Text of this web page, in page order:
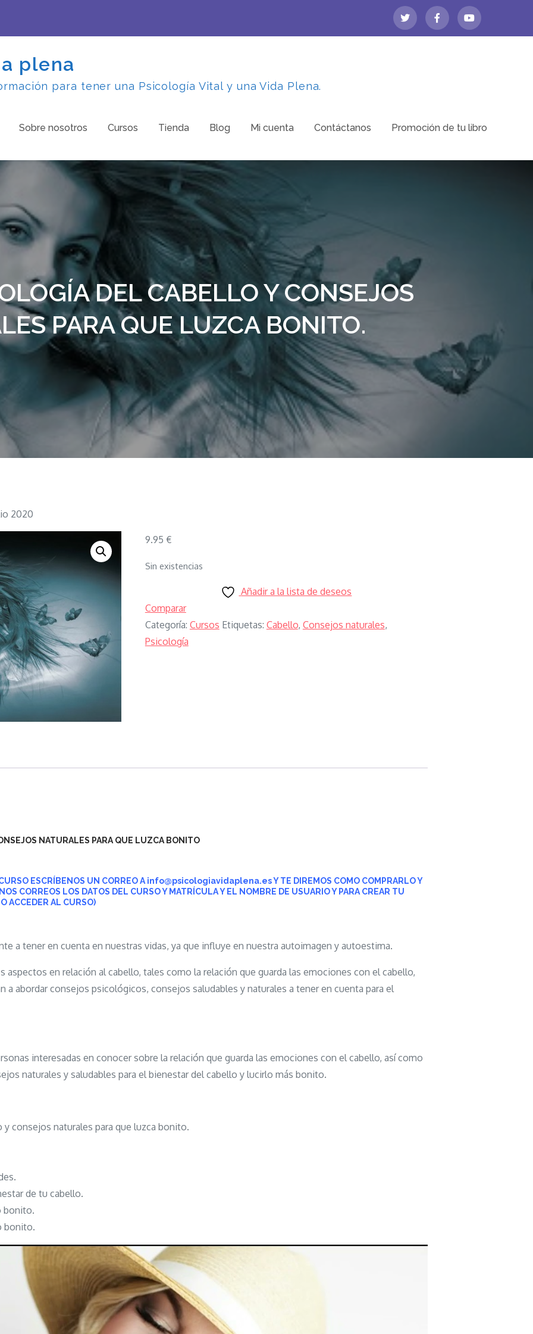
plena
para tener una Psicología Vital y una Vida Plena.
Sobre nosotros Cursos Tienda Blog Mi cuenta Contáctanos Promoción de tu libro
DEL CABELLO Y CONSEJOS
PARA QUE LUZCA BONITO.
2020
9.95 €
Sin existencias
Añadir a la lista de deseos
Comparar
Categoría: Cursos Etiquetas: Cabello, Consejos naturales,
Psicología
NATURALES PARA QUE LUZCA BONITO
ESCRÍBENOS UN CORREO A info@psicologiavidaplena.es Y TE DIREMOS COMO COMPRARLO Y
CORREOS LOS DATOS DEL CURSO Y MATRÍCULA Y EL NOMBRE DE USUARIOY PARA CREAR TU
ACCEDER AL CURSO)
a tener en cuenta en nuestras vidas, ya que influye en nuestra autoimagen y autoestima.
aspectos en relación al cabello, tales como la relación que guarda las emociones con el cabello,
a abordar consejos psicológicos, consejos saludables y naturales a tener en cuenta para el
interesadas en conocer sobre la relación que guarda las emociones con el cabello, así como
naturales y saludables para el bienestar del cabello y lucirlo más bonito.
consejos naturales para que luzca bonito.
de tu cabello.
bonito.
bonito.